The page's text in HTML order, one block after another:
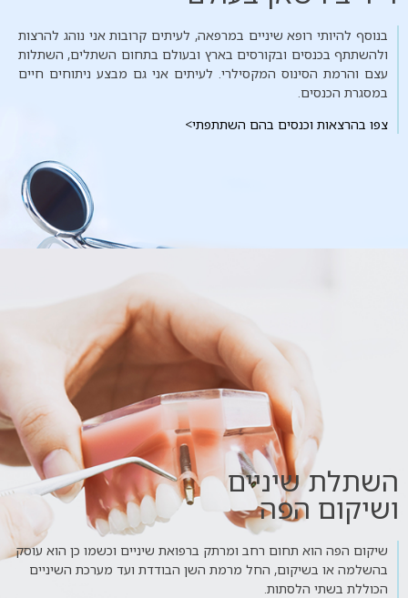
בנוסף להיותי רופא שיניים במרפאה, לעיתים קרובות אני נוהג להרצות
ולהשתתף בכנסים ובקורסים בארץ ובעולם בתחום השתלים, השתלות
עצם והרמת הסינוס המקסילרי. לעיתים אני גם מבצע ניתוחים חיים
במסגרת הכנסים.
צפו בהרצאות וכנסים בהם השתתפתי>
השתלת שיניים
ושיקום הפה
שיקום הפה הוא תחום רחב ומרתק ברפואת שיניים וכשמו כן הוא עוסק
בהשלמה או בשיקום, החל מרמת השן הבודדת ועד מערכת השיניים
הכוללת בשתי הלסתות.